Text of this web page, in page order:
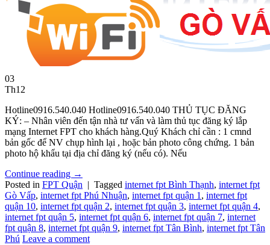
03
Th12
Hotline0916.540.040 Hotline0916.540.040 THỦ TỤC ĐĂNG
KÝ: – Nhân viên đến tận nhà tư vấn và làm thủ tục đăng ký lắp
mạng Internet FPT cho khách hàng.Quý Khách chỉ cần : 1 cmnd
bản gốc để NV chụp hình lại , hoặc bản photo công chứng. 1 bản
photo hộ khẩu tại địa chỉ đăng ký (nếu có). Nếu
Continue reading →
Posted in FPT Quận | Tagged internet fpt Bình Thạnh, internet fpt
Gò Vấp, internet fpt Phú Nhuận, internet fpt quận 1 , internet fpt
quận 10, internet fpt quận 2, internet fpt quận 3, internet fpt quận 4,
internet fpt quận 5, internet fpt quận 6, internet fpt quận 7, internet
fpt quận 8, internet fpt quận 9, internet fpt Tân Bình, internet fpt Tân
Phú Leave a comment